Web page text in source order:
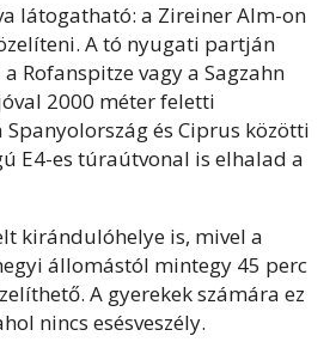
látogatható: a Zireiner Alm-on
A tó nyugati partján
Rofanspitze vagy a Sagzahn
2000 méter feletti
és Ciprus közötti
E4-es túraútvonal is elhalad a
kirándulóhelye is, mivel a
állomástól mintegy 45 perc
A gyerekek számára ez
nincs esésveszély.